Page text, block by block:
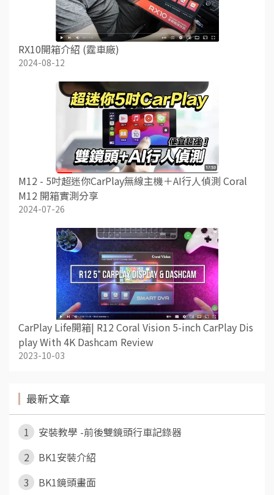
RX10開箱介紹 (霆車廠)
2024-08-12
M12 - 5吋超迷你CarPlay無線主機＋AI行人偵測 Coral
M12 開箱實測分享
2024-07-26
CarPlay Life開箱| R12 Coral Vision 5-inch CarPlay Dis
play With 4K Dashcam Review
2023-10-03
最新文章
1
安裝教學 -前後雙鏡頭行車記錄器
2
BK1安裝介紹
3
BK1鏡頭畫面